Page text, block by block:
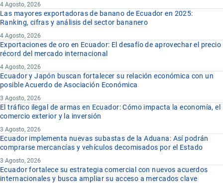
4 Agosto, 2026
Las mayores exportadoras de banano de Ecuador en 2025:
Ranking, cifras y análisis del sector bananero
4 Agosto, 2026
Exportaciones de oro en Ecuador: El desafío de aprovechar el precio
récord del mercado internacional
4 Agosto, 2026
Ecuador y Japón buscan fortalecer su relación económica con un
posible Acuerdo de Asociación Económica
3 Agosto, 2026
El tráfico ilegal de armas en Ecuador: Cómo impacta la economía, el
comercio exterior y la inversión
3 Agosto, 2026
Ecuador implementa nuevas subastas de la Aduana: Así podrán
comprarse mercancías y vehículos decomisados por el Estado
3 Agosto, 2026
Ecuador fortalece su estrategia comercial con nuevos acuerdos
internacionales y busca ampliar su acceso a mercados clave